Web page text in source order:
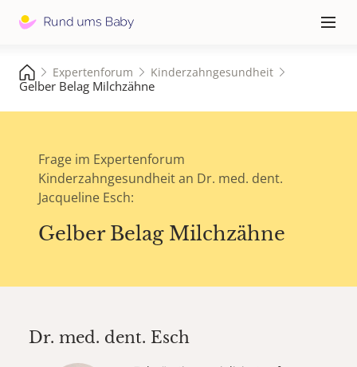
≡
Expertenforum Kinderzahngesundheit
Gelber Belag Milchzähne
Frage im Expertenforum
Kinderzahngesundheit an Dr. med. dent.
Jacqueline Esch:
Gelber Belag Milchzähne
Dr. med. dent. Esch